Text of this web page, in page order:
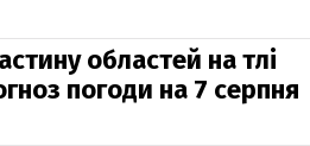
областей на тлі
погоди на 7 серпня